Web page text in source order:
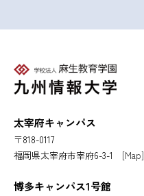
太宰府キャンパス
〒818-0117
福岡県太宰府市宰府6-3-1 [Map]
博多キャンパス1号館